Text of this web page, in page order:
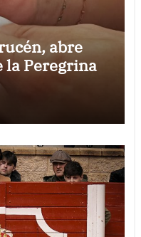
abre
la Peregrina